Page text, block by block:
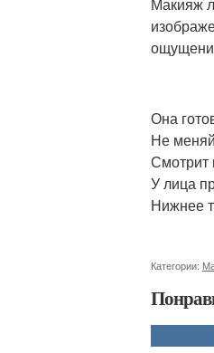
Она
Не
Смотрит
У лица
Нижнее
Категории: